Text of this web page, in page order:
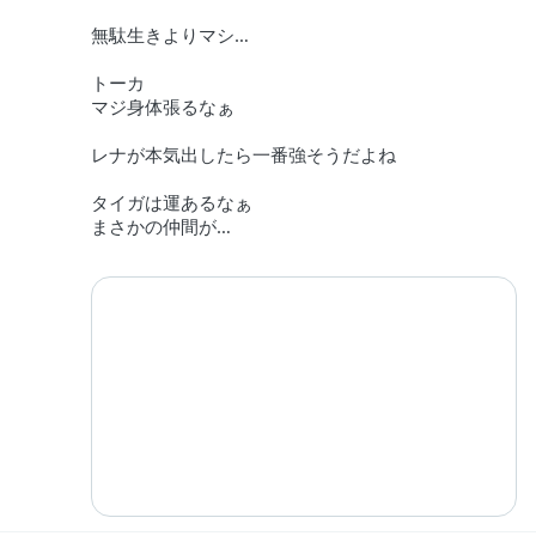
無駄生きよりマシ…
トーカ
マジ身体張るなぁ
レナが本気出したら一番強そうだよね
タイガは運あるなぁ
まさかの仲間が…